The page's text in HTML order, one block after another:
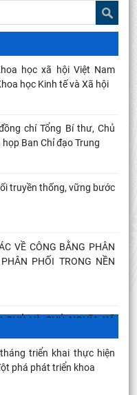
học xã hội Việt Nam
học Kinh tế và Xã hội
chí Tổng Bí thư, Chủ
Ban Chỉ đạo Trung
truyền thống, vững bước
VỀ CÔNG BẰNG PHÂN
PHỐI TRONG NỀN
CHỦ VÀ CHỦ NGHĨA XÃ
mạnh sang tổ chức
trong kỷ nguyên mới
Hội nghị sơ kết 6 tháng
sơ kết 1 năm 6 tháng
thúc đẩy chuyển đổi số
triển khai thực hiện
phá phát triển khoa